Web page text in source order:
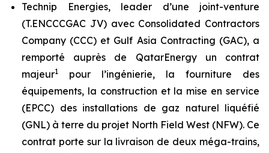
Technip Energies, leader d’une joint-venture
(T.ENCCCGAC JV) avec Consolidated Contractors
Company (CCC) et Gulf Asia Contracting (GAC), a
remporté auprès de QatarEnergy un contrat
majeur1
pour l’ingénierie, la fourniture des
équipements, la construction et la mise en service
(EPCC) des installations de gaz naturel liquéfié
(GNL) à terre du projet North Field West (NFW). Ce
contrat porte sur la livraison de deux méga-trains,